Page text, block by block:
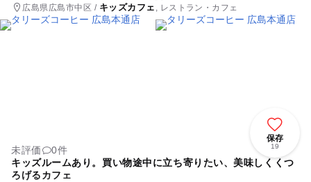
広島県広島市中区 / キッズカフェ , レストラン・カフェ
保存
19
未評価
0件
キッズルームあり。買い物途中に立ち寄りたい、美味しくくつ
ろげるカフェ